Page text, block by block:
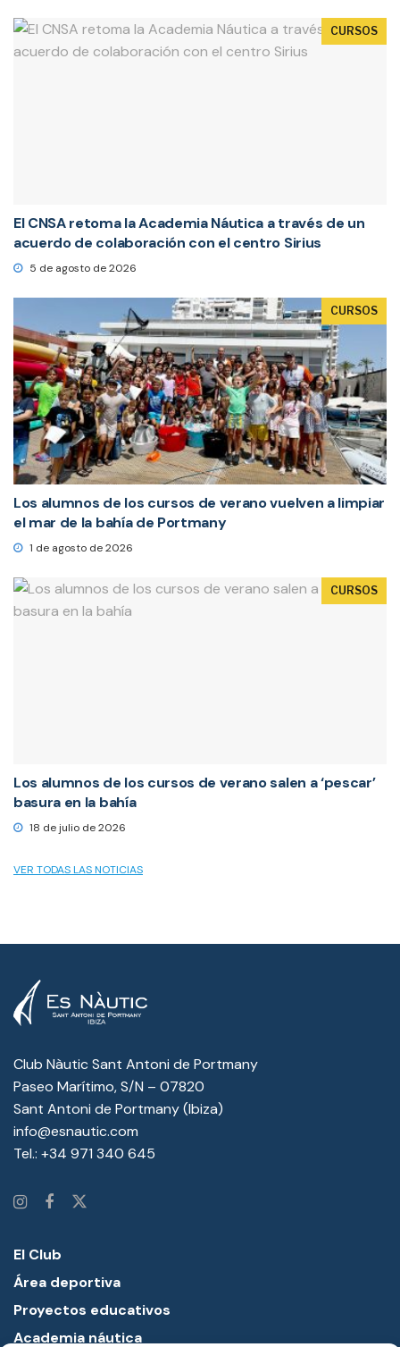
CURSOS
El CNSA retoma la Academia Náutica a través de un
acuerdo de colaboración con el centro Sirius
5 de agosto de 2026
CURSOS
Los alumnos de los cursos de verano vuelven a limpiar
el mar de la bahía de Portmany
1 de agosto de 2026
CURSOS
Los alumnos de los cursos de verano salen a ‘pescar’
basura en la bahía
18 de julio de 2026
VER TODAS LAS NOTICIAS
Club Nàutic Sant Antoni de Portmany
Paseo Marítimo, S/N – 07820
Sant Antoni de Portmany (Ibiza)
info@esnautic.com
Tel.: +34 971 340 645
El Club
Área deportiva
Proyectos educativos
Academia náutica